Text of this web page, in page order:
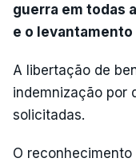
guerra em todas
e o levantamento
A libertação de
indemnização por
solicitadas.
O